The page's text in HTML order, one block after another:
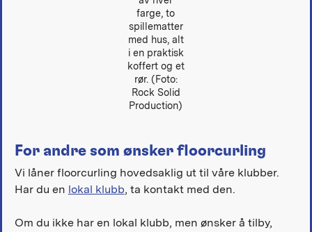
farge, to
spillematter
med hus, alt
i en praktisk
koffert og et
rør. (Foto:
Rock Solid
Production)
For andre som ønsker floorcurling
Vi låner floorcurling hovedsaklig ut til våre klubber.
Har du en lokal klubb, ta kontakt med den.
Om du ikke har en lokal klubb, men ønsker å tilby,